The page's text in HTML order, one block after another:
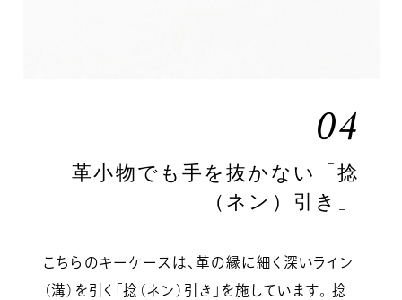
04
革小物でも手を抜かない「捻
（ネン）引き」
こちらのキーケースは、革の縁に細く深いライン
（溝）を引く「捻（ネン）引き」を施しています。 捻